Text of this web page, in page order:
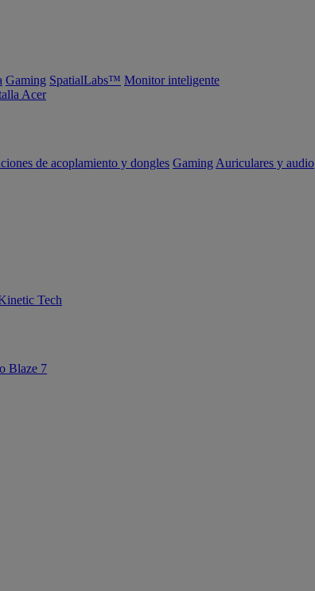
Gaming SpatialLabs™ Monitor inteligente
Acer
de acoplamiento y dongles Gaming Auriculares y audio
Tech
Blaze 7